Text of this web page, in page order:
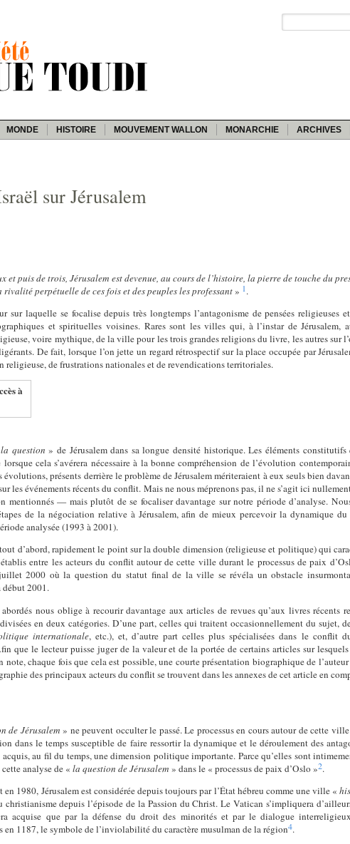
MONDE HISTOIRE MOUVEMENT WALLON MONARCHIE ARCHIVES
sur Jérusalem
et puis de trois, Jérusalem est devenue, au cours de l’histoire, la pierre de touche du
perpétuelle de ces fois et des peuples les professant» 1.
sur laquelle se focalise depuis très longtemps l’antagonisme de pensées religieuses
et spirituelles voisines. Rares sont les villes qui, à l’instar de Jérusalem,
voire mythique, de la ville pour les trois grandes religions du livre, les autres sur
De fait, lorsque l’on jette un regard rétrospectif sur la place occupée par
religieuse, de frustrations nationales et de revendications territoriales.
à
la question» de Jérusalem dans sa longue densité historique. Les éléments
cela s’avérera nécessaire à la bonne compréhension de l’évolution
évolutions, présents derrière le problème de Jérusalem mériteraient à eux seuls bien
les événements récents du conflit. Mais ne nous méprenons pas, il ne s’agit ici
— mais plutôt de se focaliser davantage sur notre période d’analyse.
de la négociation relative à Jérusalem, afin de mieux percevoir la dynamique du
analysée (1993 à 2001).
d’abord, rapidement le point sur la double dimension (religieuse et politique) qui
entre les acteurs du conflit autour de cette ville durant le processus de paix
2000 où la question du statut final de la ville se révéla un obstacle
début 2001.
nous oblige à recourir davantage aux articles de revues qu’aux livres récents
en deux catégories. D’une part, celles qui traitent occasionnellement du sujet,
internationale, etc.), et, d’autre part celles plus spécialisées dans le conflit
que le lecteur puisse juger de la valeur et de la portée de certains articles sur
chaque fois que cela est possible, une courte présentation biographique de
des principaux acteurs du conflit se trouvent dans les annexes de cet article en
de Jérusalem » ne peuvent occulter le passé. Le processus en cours autour de cette
dans le temps susceptible de faire ressortir la dynamique et le déroulement des
au fil du temps, une dimension politique importante. Parce qu’elles sont
analyse de « la question de Jérusalem » dans le « processus de paix d’Oslo »2.
en 1980, Jérusalem est considérée depuis toujours par l’État hébreu comme une ville «
depuis l’épisode de la Passion du Christ. Le Vatican s’impliquera
acquise que par la défense du droit des minorités et par le dialogue
en 1187, le symbole de l’inviolabilité du caractère musulman de la région4.